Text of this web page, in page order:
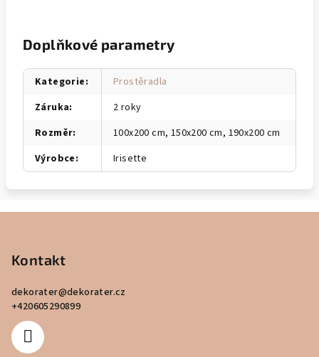
Doplňkové parametry
Kategorie:
Prostěradla
Záruka:
2 roky
Rozměr:
100x200 cm, 150x200 cm, 190x200 cm
Výrobce: Irisette
Kontakt
dekorater@dekorater.cz
+420605290899